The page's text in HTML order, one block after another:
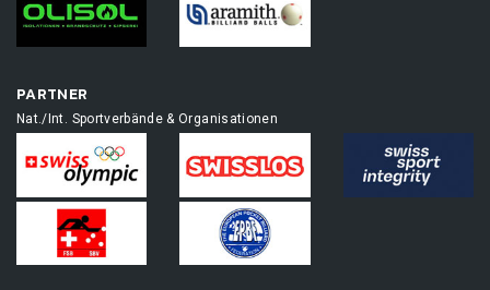
PARTNER
Nat./Int. Sportverbände & Organisationen